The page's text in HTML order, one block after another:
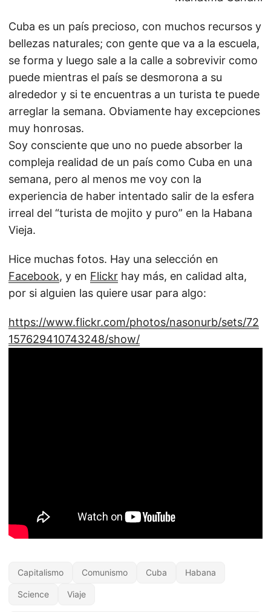
Cuba es un país precioso, con muchos recursos y
bellezas naturales; con gente que va a la escuela,
se forma y luego sale a la calle a sobrevivir como
puede mientras el país se desmorona a su
alrededor y si te encuentras a un turista te puede
arreglar la semana. Obviamente hay excepciones
muy honrosas.
Soy consciente que uno no puede absorber la
compleja realidad de un país como Cuba en una
semana, pero al menos me voy con la
experiencia de haber intentado salir de la esfera
irreal del “turista de mojito y puro” en la Habana
Vieja.
Hice muchas fotos. Hay una selección en
Facebook, y en Flickr hay más, en calidad alta,
por si alguien las quiere usar para algo:
https://www.flickr.com/photos/nasonurb/sets/72
157629410743248/show/
Capitalismo Comunismo Cuba Habana
Science Viaje